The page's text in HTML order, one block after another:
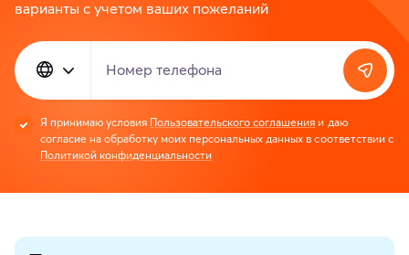
варианты с учетом ваших пожеланий
Номер телефона
Я принимаю условия Пользовательского соглашения и даю
согласие на обработку моих персональных данных в соответствии с
Политикой конфиденциальности